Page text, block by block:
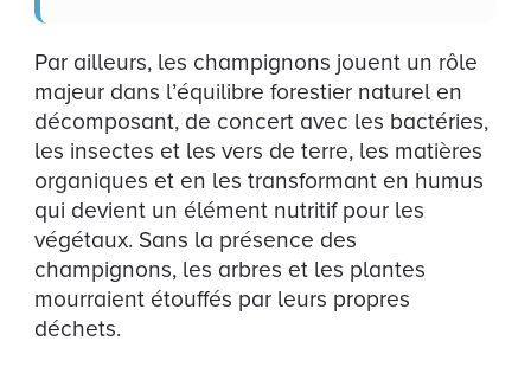
Par ailleurs, les champignons jouent un rôle
majeur dans l’équilibre forestier naturel en
décomposant, de concert avec les bactéries,
les insectes et les vers de terre, les matières
organiques et en les transformant en humus
qui devient un élément nutritif pour les
végétaux. Sans la présence des
champignons, les arbres et les plantes
mourraient étouffés par leurs propres
déchets.